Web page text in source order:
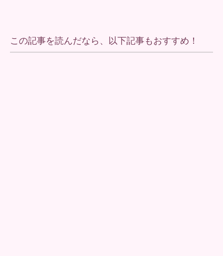
この記事を読んだなら、以下記事もおすすめ！